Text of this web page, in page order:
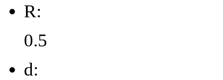
R:
0.5
d: